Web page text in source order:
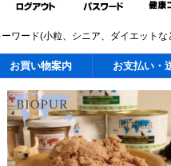
ーワード(小粒、シニア、ダイエットな
お買い物案内 お支払い・